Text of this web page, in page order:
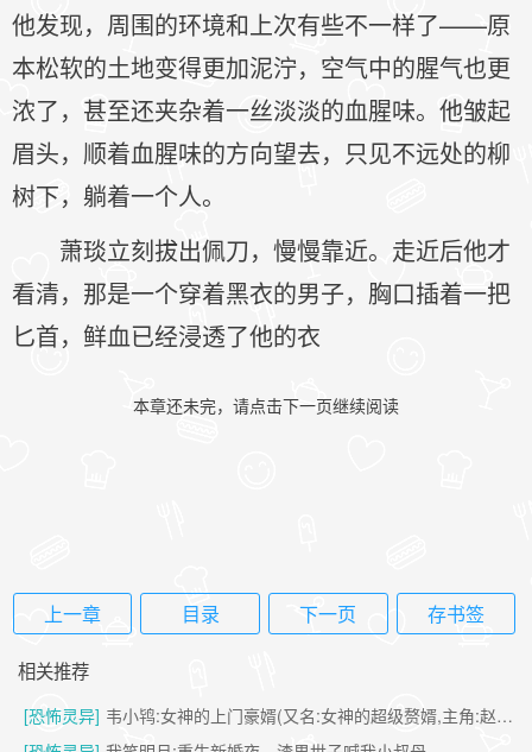
他发现，周围的环境和上次有些不一样了——原
本松软的土地变得更加泥泞，空气中的腥气也更
浓了，甚至还夹杂着一丝淡淡的血腥味。他皱起
眉头，顺着血腥味的方向望去，只见不远处的柳
树下，躺着一个人。
萧琰立刻拔出佩刀，慢慢靠近。走近后他才
看清，那是一个穿着黑衣的男子，胸口插着一把
匕首，鲜血已经浸透了他的衣
本章还未完，请点击下一页继续阅读
上一章 目录 下一页 存书签
相关推荐
[恐怖灵异] 韦小鸨:女神的上门豪婿(又名:女神的超级赘婿,主角:赵旭)